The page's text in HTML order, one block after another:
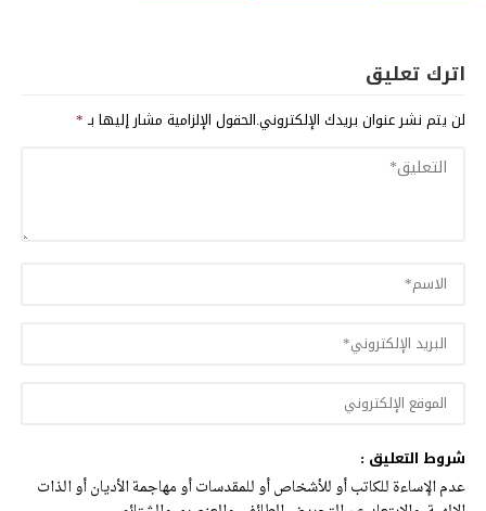
اترك تعليق
لن يتم نشر عنوان بريدك الإلكتروني.الحقول الإلزامية مشار إليها بـ*
شروط التعليق :
عدم الإساءة للكاتب أو للأشخاص أو للمقدسات أو مهاجمة الأديان أو الذات